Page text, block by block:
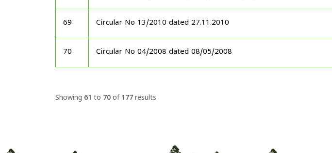
69 Circular No 13/2010 dated 27.11.2010
70 Circular No 04/2008 dated 08/05/2008
Showing 61 to 70 of 177 results